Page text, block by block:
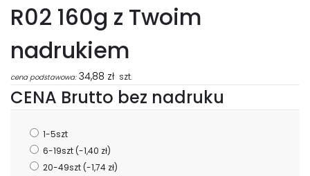
R02 160g z Twoim
nadrukiem
cena podstawowa: 34,88 zł szt.
CENA Brutto bez nadruku
1-5szt
6-19szt(-1,40 zł)
20-49szt(-1,74 zł)